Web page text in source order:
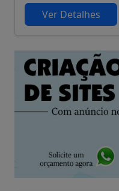
Ver Detalhes